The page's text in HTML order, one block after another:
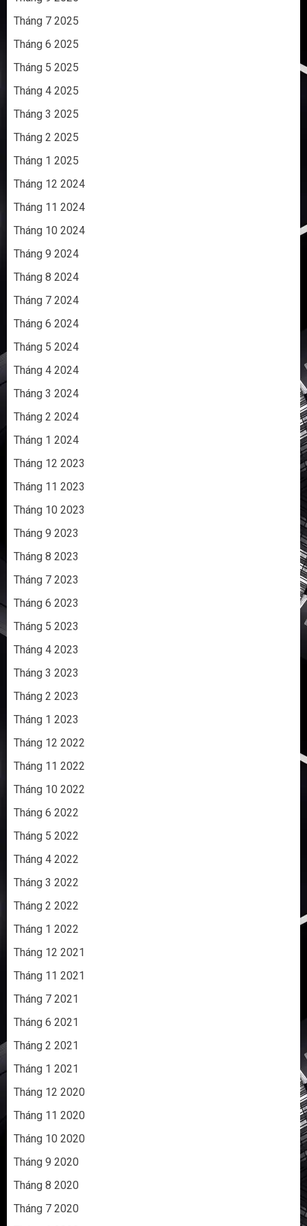
Tháng 7 2025
Tháng 6 2025
Tháng 5 2025
Tháng 4 2025
Tháng 3 2025
Tháng 2 2025
Tháng 1 2025
Tháng 12 2024
Tháng 11 2024
Tháng 10 2024
Tháng 9 2024
Tháng 8 2024
Tháng 7 2024
Tháng 6 2024
Tháng 5 2024
Tháng 4 2024
Tháng 3 2024
Tháng 2 2024
Tháng 1 2024
Tháng 12 2023
Tháng 11 2023
Tháng 10 2023
Tháng 9 2023
Tháng 8 2023
Tháng 7 2023
Tháng 6 2023
Tháng 5 2023
Tháng 4 2023
Tháng 3 2023
Tháng 2 2023
Tháng 1 2023
Tháng 12 2022
Tháng 11 2022
Tháng 10 2022
Tháng 6 2022
Tháng 5 2022
Tháng 4 2022
Tháng 3 2022
Tháng 2 2022
Tháng 1 2022
Tháng 12 2021
Tháng 11 2021
Tháng 7 2021
Tháng 6 2021
Tháng 2 2021
Tháng 1 2021
Tháng 12 2020
Tháng 11 2020
Tháng 10 2020
Tháng 9 2020
Tháng 8 2020
Tháng 7 2020